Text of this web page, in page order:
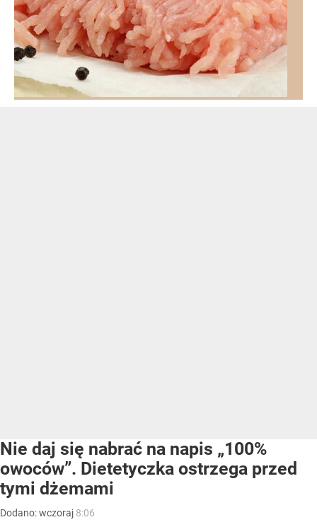
Nie daj się nabrać na napis „100%
owoców”. Dietetyczka ostrzega przed
tymi dżemami
Dodano:wczoraj 8:06